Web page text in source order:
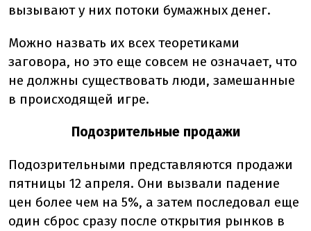
вызывают у них потоки бумажных денег.
Можно назвать их всех теоретиками
заговора, но это еще совсем не означает, что
не должны существовать люди, замешанные
в происходящей игре.
Подозрительные продажи
Подозрительными представляются продажи
пятницы 12 апреля. Они вызвали падение
цен более чем на 5%, а затем последовал еще
один сброс сразу после открытия рынков в